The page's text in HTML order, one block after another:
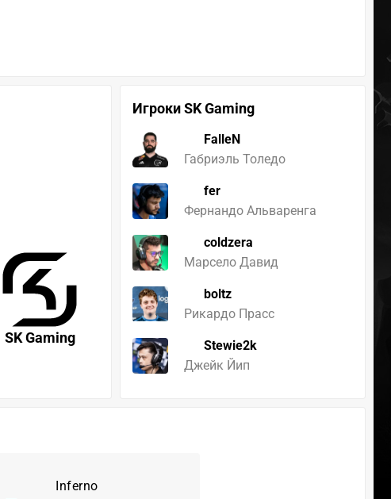
Игроки SK Gaming
FalleN
Габриэль Толедо
fer
Фернандо Альваренга
coldzera
Марсело Давид
boltz
Рикардо Прасс
Stewie2k
Джейк Йип
SK Gaming
Inferno